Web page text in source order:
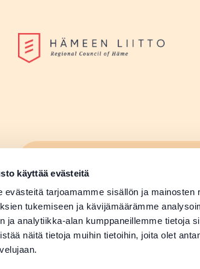
käyttää evästeitä
evästeitä tarjoamamme sisällön ja mainosten
tukemiseen ja kävijämäärämme
ja analytiikka-alan kumppaneillemme tietoja
näitä tietoja muihin tietoihin, joita olet
Lisää tapahtuma
Sivu avautuu uudessa
Lisää tuotetiedot